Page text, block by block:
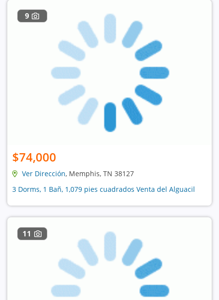
9
$74,000
Ver Dirección, Memphis, TN 38127
3 Dorms, 1 Bañ, 1,079 pies cuadrados Venta del Alguacil
11